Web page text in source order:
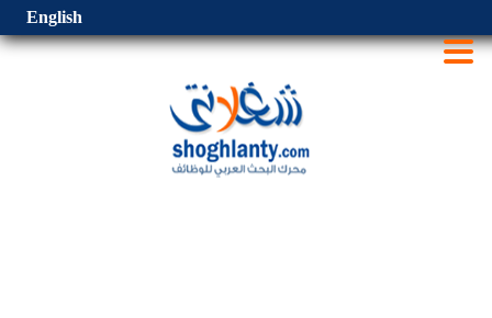
English